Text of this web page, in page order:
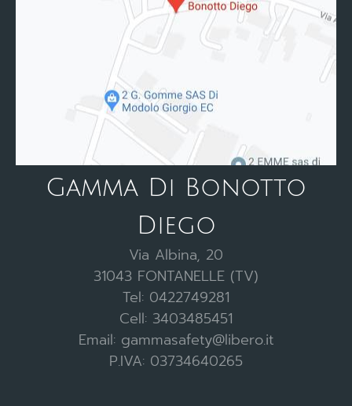
Gamma Di Bonotto
Diego
Via Albina, 20
31043 FONTANELLE (TV)
Tel: 0422749281
Cell: 3403485451
Email: gammasafety@libero.it
P.IVA: 03734640265